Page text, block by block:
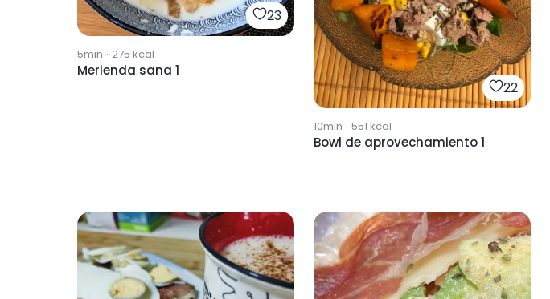
23
5min · 275 kcal
Merienda sana 1
22
10min · 551 kcal
Bowl de aprovechamiento 1